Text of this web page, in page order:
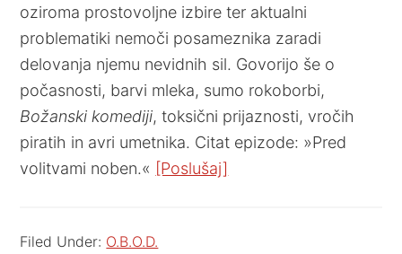
oziroma prostovoljne izbire ter aktualni
problematiki nemoči posameznika zaradi
delovanja njemu nevidnih sil. Govorijo še o
počasnosti, barvi mleka, sumo rokoborbi,
Božanski komediji, toksični prijaznosti, vročih
piratih in avri umetnika. Citat epizode: »Pred
volitvami noben.« [Poslušaj]
Filed Under: O.B.O.D.